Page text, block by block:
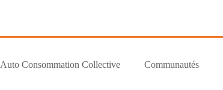
Auto Consommation Collective Communautés